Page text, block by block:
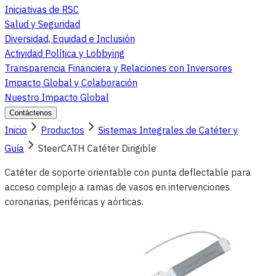
Iniciativas de RSC
Salud y Seguridad
Diversidad, Equidad e Inclusión
Actividad Política y Lobbying
Transparencia Financiera y Relaciones con Inversores
Impacto Global y Colaboración
Nuestro Impacto Global
Contáctenos
Inicio Productos
Sistemas Integrales de Catéter y
Guía
SteerCATH Catéter Dirigible
Catéter de soporte orientable con punta deflectable para
acceso complejo a ramas de vasos en intervenciones
coronarias, periféricas y aórticas.